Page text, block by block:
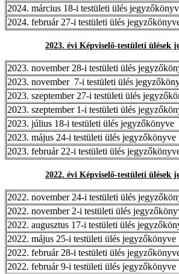
2024. március 18-i testületi ülés
2024. február 27-i testületi ülés
2023. évi Képviselő-testületi ülések
2023. november 28-i testületi ülés
2023. november 7-i testületi ülés
2023. szeptember 27-i testületi ülés
2023. szeptember 1-i testületi ülés
2023. július 18-i testületi ülés jegyzőkönyve
2023. május 24-i testületi ülés jegyzőkönyve
2023. február 22-i testületi ülés
2022. évi Képviselő-testületi ülések
2022. november 24-i testületi ülés
2022. november 2-i testületi ülés
2022. augusztus 17-i testületi ülés
2022. május 25-i testületi ülés jegyzőkönyve
2022. február 28-i testületi ülés
2022. február 9-i testületi ülés jegyzőkönyve